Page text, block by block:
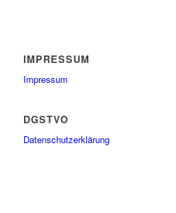
IMPRESSUM
Impressum
DGSTVO
Datenschutzerklärung